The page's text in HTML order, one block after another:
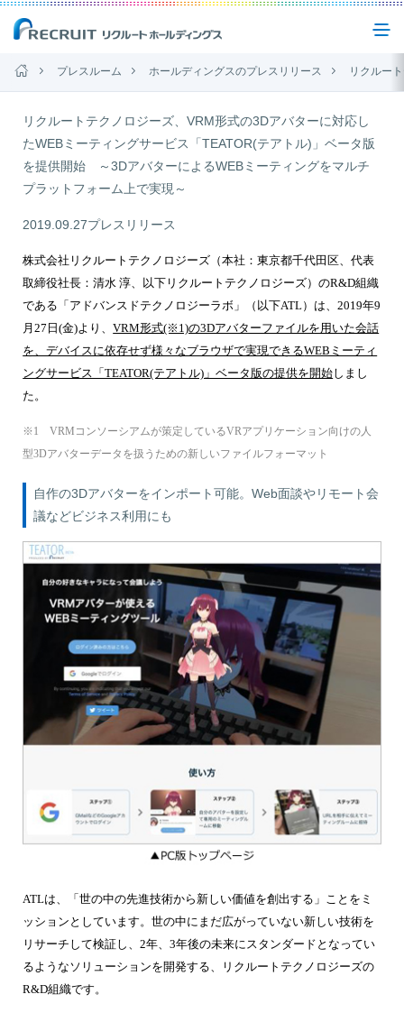
企業情報
事業紹介
サステナビリティ
IR(投資家情報)
ニュース
プレスルーム ホールディングスのプレスリリース リクルートテクノロジーズ、VRM形式の3Dアバター
リクルートテクノロジーズ、VRM形式の3Dアバターに対応し
たWEBミーティングサービス「TEATOR(テアトル)」ベータ版
を提供開始 ～3DアバターによるWEBミーティングをマルチ
プラットフォーム上で実現～
2019.09.27プレスリリース
株式会社リクルートテクノロジーズ（本社：東京都千代田区、代表
取締役社長：清水 淳、以下リクルートテクノロジーズ）のR&D組織
である「アドバンスドテクノロジーラボ」（以下ATL）は、2019年9
月27日(金)より、VRM形式(※1)の3Dアバターファイルを用いた会話
を、デバイスに依存せず様々なブラウザで実現できるWEBミーティ
ングサービス「TEATOR(テアトル)」ベータ版の提供を開始しまし
た。
※1 VRMコンソーシアムが策定しているVRアプリケーション向けの人
型3Dアバターデータを扱うための新しいファイルフォーマット
自作の3Dアバターをインポート可能。Web面談やリモート会
議などビジネス利用にも
ATLは、「世の中の先進技術から新しい価値を創出する」ことをミ
ッションとしています。世の中にまだ広がっていない新しい技術を
リサーチして検証し、2年、3年後の未来にスタンダードとなってい
るようなソリューションを開発する、リクルートテクノロジーズの
R&D組織です。